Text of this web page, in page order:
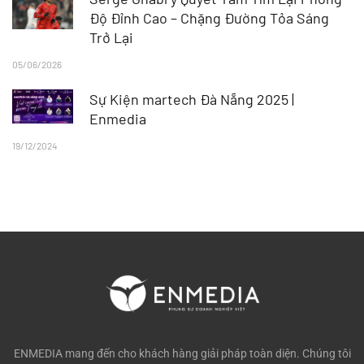
Độ Đỉnh Cao – Chặng Đường Tỏa Sáng
Trở Lại
05/06/2026
Sự Kiện martech Đà Nẵng 2025 |
Enmedia
19/12/2024
ENMEDIA mang đến cho khách hàng giải pháp toàn diện. Chúng tôi